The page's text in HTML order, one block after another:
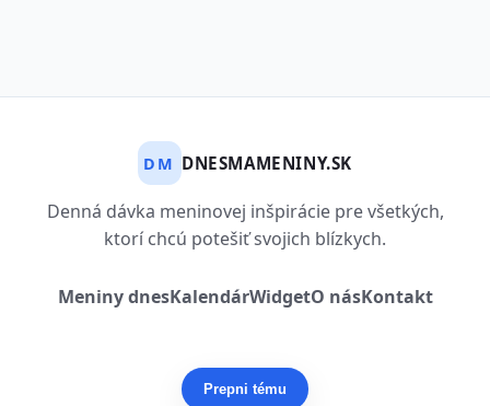
DM DNESMAMENINY.SK
Denná dávka meninovej inšpirácie pre všetkých,
ktorí chcú potešiť svojich blízkych.
Meniny dnesKalendárWidgetO násKontakt
Prepni tému